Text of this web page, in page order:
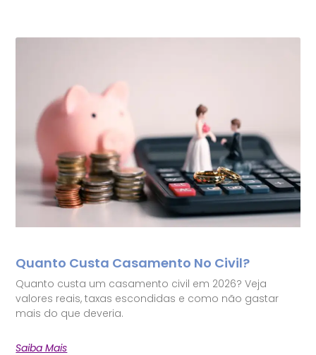
Quanto Custa Casamento No Civil?
Quanto custa um casamento civil em 2026? Veja
valores reais, taxas escondidas e como não gastar
mais do que deveria.
Saiba Mais